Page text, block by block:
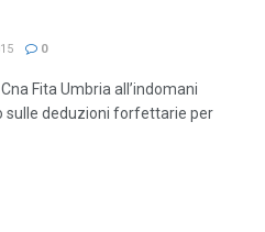
0
Fita Umbria all’indomani
sulle deduzioni forfettarie per